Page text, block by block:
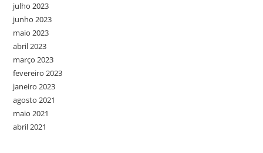
julho 2023
junho 2023
maio 2023
abril 2023
março 2023
fevereiro 2023
janeiro 2023
agosto 2021
maio 2021
abril 2021